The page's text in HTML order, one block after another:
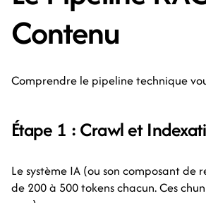
Contenu
Comprendre le pipeline technique
Étape 1 : Crawl et
Le système IA (ou son composant
de 200 à 500 tokens chacun. Ces